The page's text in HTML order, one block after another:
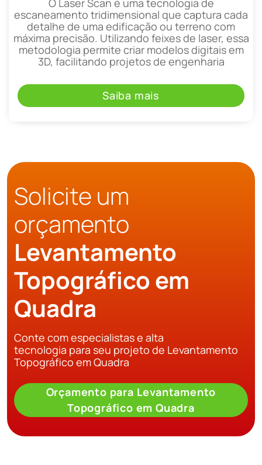
escaneamento tridimensional que captura cada
detalhe de uma edificação ou terreno com
máxima precisão. Utilizando feixes de laser, essa
metodologia permite criar modelos digitais em
3D, facilitando projetos de engenharia
Saiba mais
Solicite um
orçamento
Levantamento
Topográfico em
Quadra
Conte com especialistas e alta
tecnologia para seu projeto de Levantamento
Topográfico em Quadra
Orçamento para Levantamento
Topográfico em Quadra